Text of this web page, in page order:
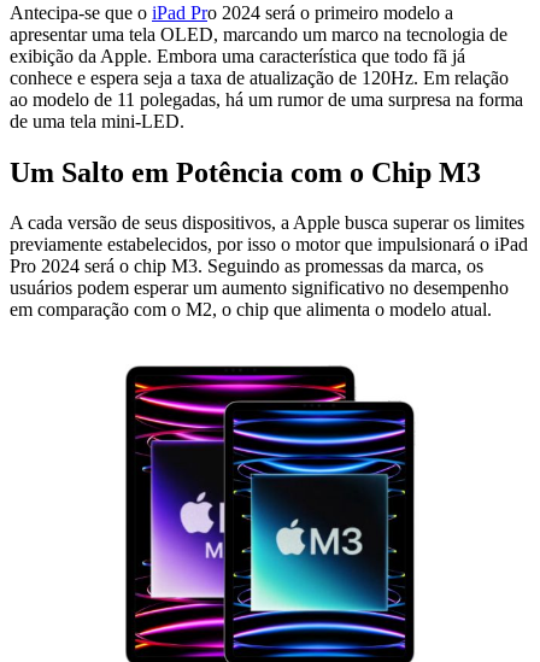
Antecipa-se que o iPad Pro 2024 será o primeiro modelo a
apresentar uma tela OLED, marcando um marco na tecnologia de
exibição da Apple. Embora uma característica que todo fã já
conhece e espera seja a taxa de atualização de 120Hz. Em relação
ao modelo de 11 polegadas, há um rumor de uma surpresa na forma
de uma tela mini-LED.
Um Salto em Potência com o Chip M3
A cada versão de seus dispositivos, a Apple busca superar os limites
previamente estabelecidos, por isso o motor que impulsionará o iPad
Pro 2024 será o chip M3. Seguindo as promessas da marca, os
usuários podem esperar um aumento significativo no desempenho
em comparação com o M2, o chip que alimenta o modelo atual.